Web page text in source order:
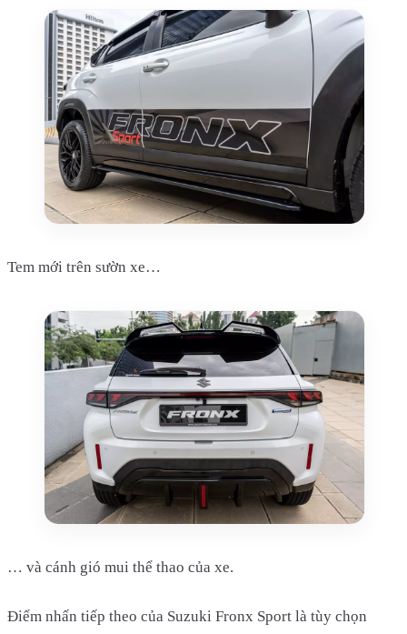
Tem mới trên sườn xe…
… và cánh gió mui thể thao của xe.
Điểm nhấn tiếp theo của Suzuki Fronx Sport là tùy chọn